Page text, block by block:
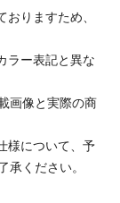
りますため、
ラー表記と異な
画像と実際の商
様について、予
ください。